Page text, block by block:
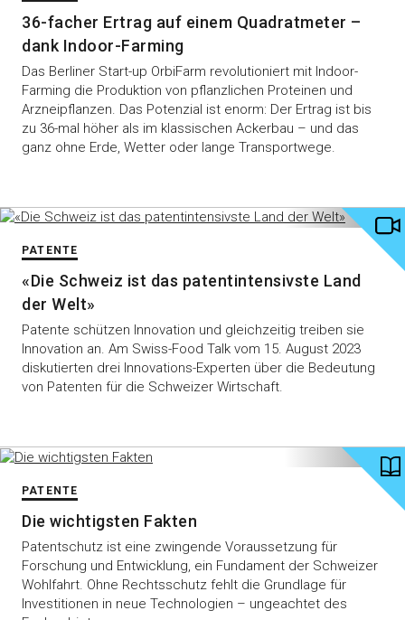
36-facher Ertrag auf einem Quadratmeter –
dank Indoor-Farming
Das Berliner Start-up OrbiFarm revolutioniert mit Indoor-
Farming die Produktion von pflanzlichen Proteinen und
Arzneipflanzen. Das Potenzial ist enorm: Der Ertrag ist bis
zu 36-mal höher als im klassischen Ackerbau – und das
ganz ohne Erde, Wetter oder lange Transportwege.
PATENTE
«Die Schweiz ist das patentintensivste Land
der Welt»
Patente schützen Innovation und gleichzeitig treiben sie
Innovation an. Am Swiss-Food Talk vom 15. August 2023
diskutierten drei Innovations-Experten über die Bedeutung
von Patenten für die Schweizer Wirtschaft.
PATENTE
Die wichtigsten Fakten
Patentschutz ist eine zwingende Voraussetzung für
Forschung und Entwicklung, ein Fundament der Schweizer
Wohlfahrt. Ohne Rechtsschutz fehlt die Grundlage für
Investitionen in neue Technologien – ungeachtet des